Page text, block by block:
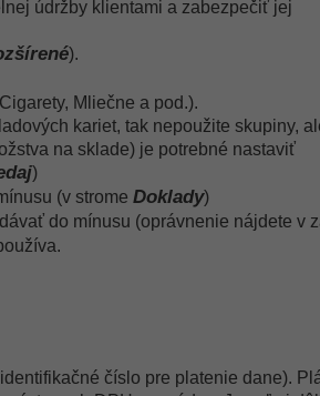
údržby klientami a zabezpečiť jej
).
Mliečne a pod.).
kariet, tak nepoužite skupiny,
na sklade) je potrebné nastaviť
)
(v strome Doklady)
do mínusu (oprávnenie nájdete v
číslo pre platenie dane).